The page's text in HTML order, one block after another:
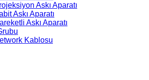
Askı Aparatı
Askı Aparatı
Askı Aparatı
Kablosu